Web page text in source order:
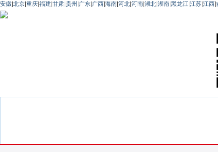
安徽 北京 重庆 福建 甘肃 贵州 广东 广西 海南 河北 河南 湖北 湖南 黑龙江 江苏 江西